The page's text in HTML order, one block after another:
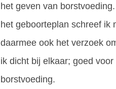
het geven van
het geboorteplan schreef ik
daarmee ook het verzoek
ik dicht bij elkaar; goed
borstvoeding.